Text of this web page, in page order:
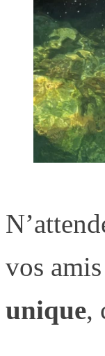
vos
unique,